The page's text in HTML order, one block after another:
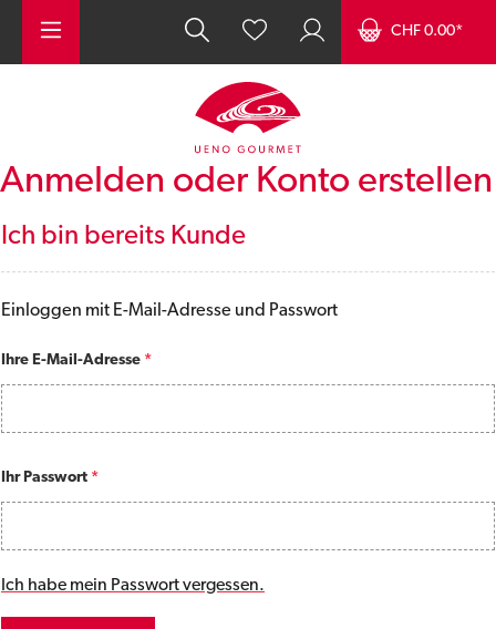
CHF 0.00*
Anmelden oder Konto erstellen
Ich bin bereits Kunde
Einloggen mit E-Mail-Adresse und Passwort
Ihre E-Mail-Adresse *
Ihr Passwort *
Ich habe mein Passwort vergessen.